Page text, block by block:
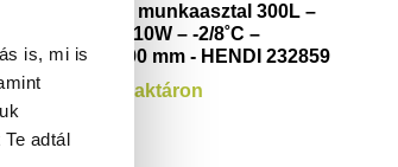
is, mi is
adtál
Kétajtós pizza munkaasztal 300L –
230V / 310W – -2/8˚C –
mm - HENDI 232859
Raktáron